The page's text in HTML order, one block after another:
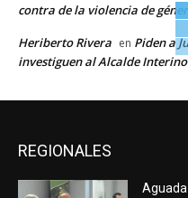
contra de la violencia de
Heriberto Rivera en Piden a
investiguen al Alcalde Interino
REGIONALES